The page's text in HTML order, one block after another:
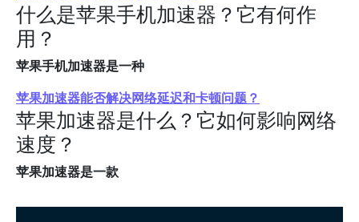
什么是苹果手机加速器？它有何作
用？
苹果手机加速器是一种
苹果加速器能否解决网络延迟和卡顿问题？
苹果加速器是什么？它如何影响网络
速度？
苹果加速器是一款